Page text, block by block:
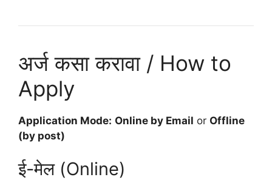
अर्ज कसा करावा / How to
Apply
Application Mode: Online by Email or Offline
(by post)
ई-मेल (Online)